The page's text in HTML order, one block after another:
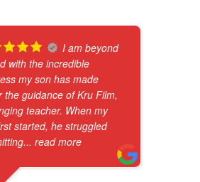
I am beyond
with the incredible
my son has made
the guidance of Kru Film,
teacher. When my
started, he struggled
... read more